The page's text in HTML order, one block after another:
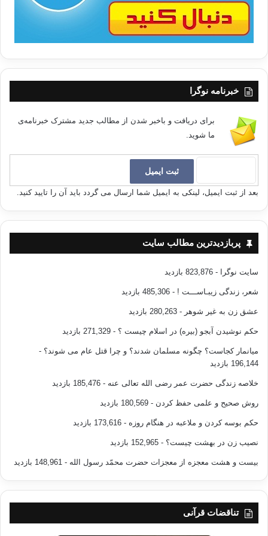
رسانه ها به تغذیه ی این ماشین افسردگی مبادرت می کنند با توجه
به اینکه فقط به جزئی از واقعیت و آنهم سیاه ترین بخش و نادرست
ترین قسمت آن می پردازند. «رسانه ها جز بر تیرگی ها تأکید نمی
روزنامه نگار فرانسوی آقای ژان کلود گیلبو ضمن بیان مطلب فوق در
مجله ای با عنوان آشکار «گزارشگران امید» از چنین رویکردی ابراز
تأسف می کنند. جریان اطلاعات منفی که هر روز پخش می شود،
موجب بدریختی و تغییر شکل واقعیت شده است. آینه ی رسانه ای،
از روی تنبلی و همنواگرایی، نوعی تصویر غیرواقعی و نادرست را
منعکس می کند. چهره یا تصویر هرگز از واقعیت منفی استخراج
نشده است بلکه این تصویر منفی است که به عنوان انعکاس واقعیت
موضوع مد روز تبدیل شده است. رسانه ها و شهروندان مصرف
کننده به مدت دو دهه است که در یک رابطه عجیب و نگران کننده
محبوس شده اند. آنها از گذشته، حال و آینده یک نوع تابلو نقاشی
ی خاکستری است.
صنعت ترکیب صدا با هم، دیگر وجود ندارد. قضاوت مثبت دوستان
عملی در مسیر نامطلوب پیش می رود. بازگشت به عقب، مخاطبان
را در انتظار ژرفانمایی قراردادن و بررسی مقایسه ای، همگی در
قفسه ی ابزارهای بی فایده ی تحلیل، ردیف شده اند. از دیدگاه
فیلسوف زن فرانسوی، شانتال دلسول، منبع«بیماری فرانسه» به
چنین ناتوانی کودکانه در نسبی کردن تجربه ی واقعی و در انتخاب و
به چاپ رسیده، شانتال دلسول معتقد است که «فرانسوی ها هرگز
خود را با دیگران مقایسه نمی کنند بلکه خود را با آرمان جامعه ی
کامل مقایسه می کنند که در آن تمامی پارادوکس ها از بین می رود و
بدون هیچ گونه رویکرد گزینشی اشتغال کامل بدون نظام اقتصادی
اشتراکی و نیز بدون رقابت یا خطرپذیری است.»
در انتظار دریافتن این مطلب که آیا تأثیر نشاطآور انتخابات ریاست
خبرنامه نوگرا
برای دریافت و باخبر شدن از مطالب جدید مشترک خبرنامه‌ی
ما شوید.
بعد از ثبت ایمیل، لینکی به ایمیل شما ارسال می گردد باید آن را تایید کنید.
پربازدیدترین مطالب سایت
سایت نوگرا - 823,876 بازدید
شعر، زندگی زیبـاســـت ! - 485,306 بازدید
عشق زن به غیر شوهر - 280,263 بازدید
حکم نوشیدن آبجو (بیره) در اسلام چیست ؟ - 271,329 بازدید
میانمار کجاست؟ چگونه مسلمان شدند؟ و چرا قتل عام می شوند؟ -
196,144 بازدید
خلاصه زندگی حضرت عمر رضی الله تعالی عنه - 185,476 بازدید
روش صحیح و علمی حفظ کردن - 180,569 بازدید
حکم بوسه کردن و ملاعبه در هنگام روزه - 173,616 بازدید
نصیب زن در بهشت چیست؟ - 152,965 بازدید
بیست و هشت معجزه از معجزات حضرت محمّد رسول الله - 148,961 بازدید
تناقضات قرآنی